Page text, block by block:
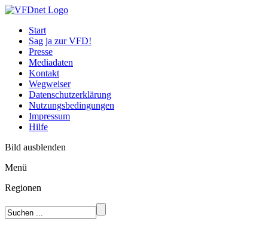
Start
Sag ja zur VFD!
Presse
Mediadaten
Kontakt
Wegweiser
Datenschutzerklärung
Nutzungsbedingungen
Impressum
Hilfe
Bild ausblenden
Menü
Regionen